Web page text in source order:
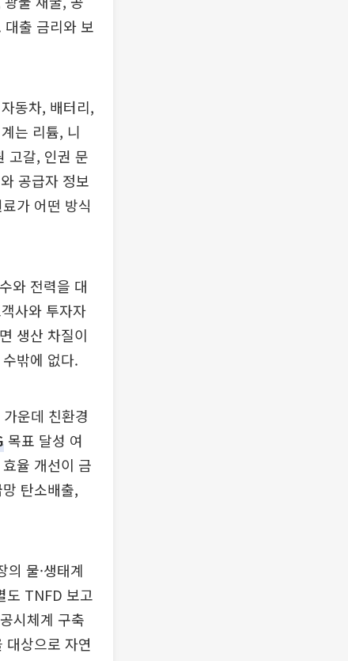
출 금리와 보
동차, 배터리,
는 리튬, 니
고갈, 인권 문
공급자 정보
가 어떤 방식
와 전력을 대
사와 투자자
생산 차질이
밖에 없다.
운데 친환경
목표 달성 여
율 개선이 금
탄소배출,
물·생태계
도 TNFD 보고
시체계 구축
상으로 자연